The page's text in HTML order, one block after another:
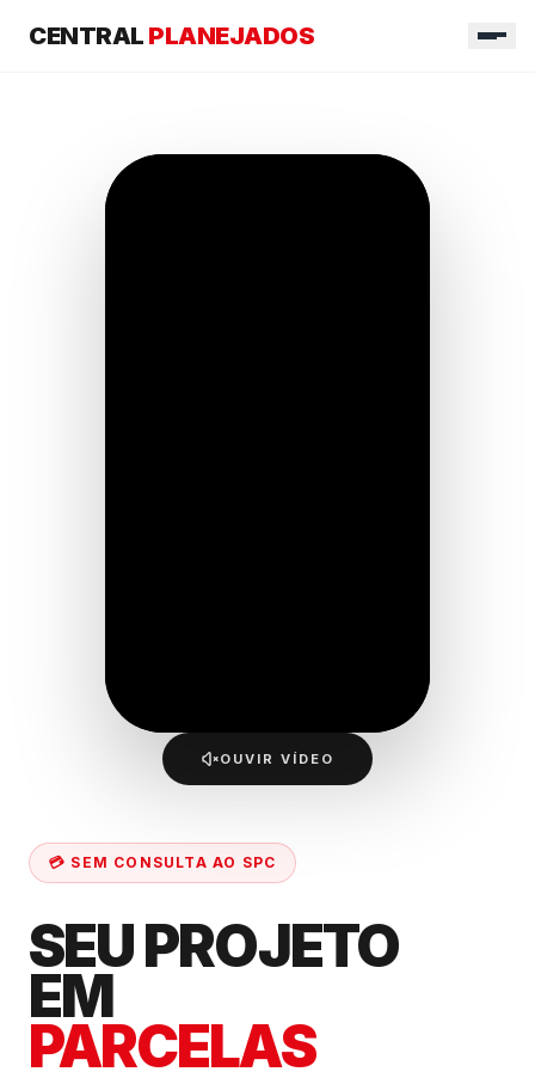
CENTRAL PLANEJADOS
💳 SEM CONSULTA AO SPC
SEU PROJETO
EM
PARCELAS
OUVIR VÍDEO